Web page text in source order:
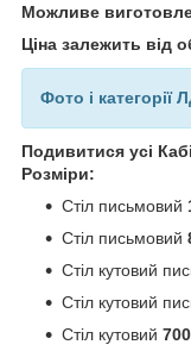
Можливе
Ціна залежить від
Фото і
Подивитися усі
Розміри:
Стіл письмовий
Стіл письмовий
Стіл кутовий
Стіл кутовий
Стіл кутовий